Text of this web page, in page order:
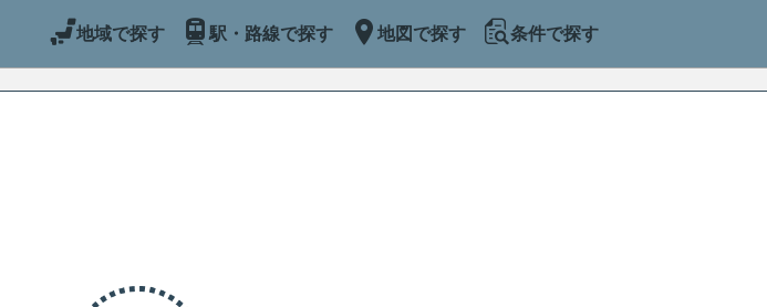
地域で探す 駅・路線で探す 地図で探す 条件で探す